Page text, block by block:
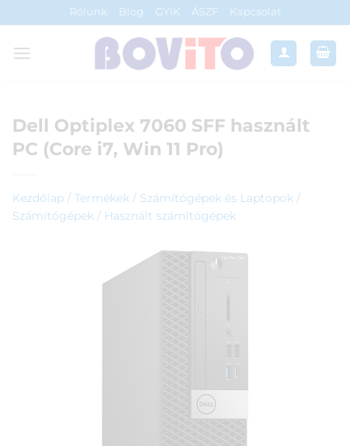
to
content
Rólunk Blog GYIK ÁSZF Kapcsolat
Dell Optiplex 7060 SFF használt
PC (Core i7, Win 11 Pro)
Kezdőlap / Termékek / Számítógépek és Laptopok /
Számítógépek / Használt számítógépek